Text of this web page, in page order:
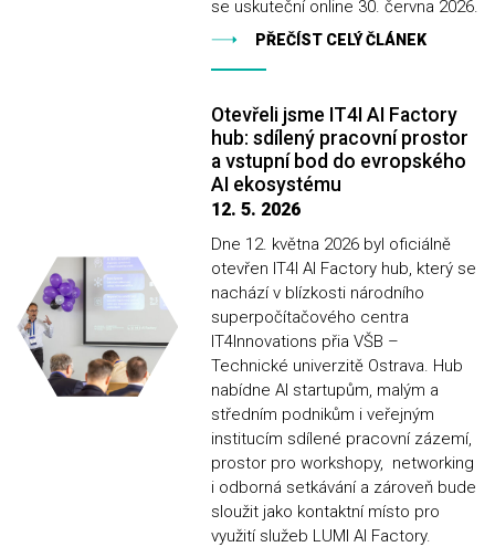
se uskuteční online 30. června 2026.
PŘEČÍST CELÝ ČLÁNEK
Otevřeli jsme IT4I AI Factory
hub: sdílený pracovní prostor
a vstupní bod do evropského
AI ekosystému
12. 5. 2026
Dne 12. května 2026 byl oficiálně
otevřen IT4I AI Factory hub, který se
nachází v blízkosti národního
superpočítačového centra
IT4Innovations přia VŠB –
Technické univerzitě Ostrava. Hub
nabídne AI startupům, malým a
středním podnikům i veřejným
institucím sdílené pracovní zázemí,
prostor pro workshopy, networking
i odborná setkávání a zároveň bude
sloužit jako kontaktní místo pro
využití služeb LUMI AI Factory.